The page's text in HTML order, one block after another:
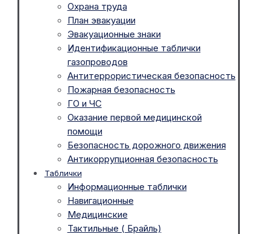
Охрана труда
План эвакуации
Эвакуационные знаки
Идентификационные таблички
газопроводов
Антитеррористическая безопасность
Пожарная безопасность
ГО и ЧС
Оказание первой медицинской
помощи
Безопасность дорожного движения
Антикоррупционная безопасность
Таблички
Информационные таблички
Навигационные
Медицинские
Тактильные ( Брайль)